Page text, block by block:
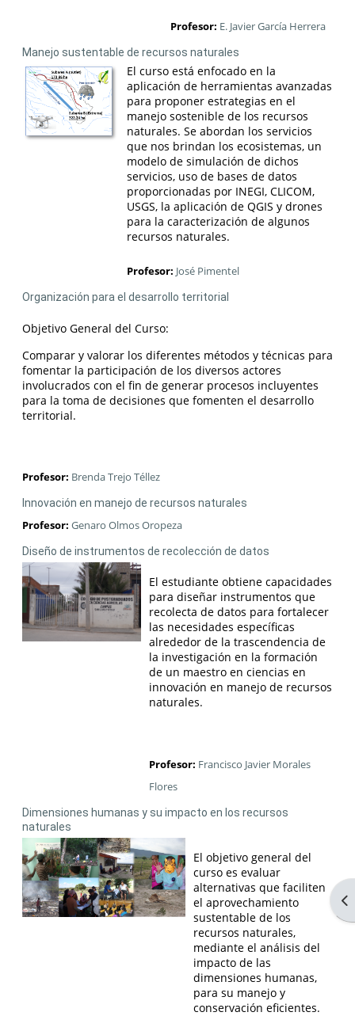
Profesor: E. Javier García Herrera
Manejo sustentable de recursos naturales
El curso está enfocado en la
aplicación de herramientas avanzadas
para proponer estrategias en el
manejo sostenible de los recursos
naturales. Se abordan los servicios
que nos brindan los ecosistemas, un
modelo de simulación de dichos
servicios, uso de bases de datos
proporcionadas por INEGI, CLICOM,
USGS, la aplicación de QGIS y drones
para la caracterización de algunos
recursos naturales.
Profesor: José Pimentel
Organización para el desarrollo territorial
Objetivo General del Curso:
Comparar y valorar los diferentes métodos y técnicas para
fomentar la participación de los diversos actores
involucrados con el fin de generar procesos incluyentes
para la toma de decisiones que fomenten el desarrollo
territorial.
Profesor: Brenda Trejo Téllez
Innovación en manejo de recursos naturales
Profesor: Genaro Olmos Oropeza
Diseño de instrumentos de recolección de datos
El estudiante obtiene capacidades
para diseñar instrumentos que
recolecta de datos para fortalecer
las necesidades específicas
alrededor de la trascendencia de
la investigación en la formación
de un maestro en ciencias en
innovación en manejo de recursos
naturales.
Profesor: Francisco Javier Morales
Flores
Dimensiones humanas y su impacto en los recursos
naturales
El objetivo general del
curso es evaluar
alternativas que faciliten
el aprovechamiento
sustentable de los
recursos naturales,
mediante el análisis del
impacto de las
dimensiones humanas,
para su manejo y
conservación eficientes.